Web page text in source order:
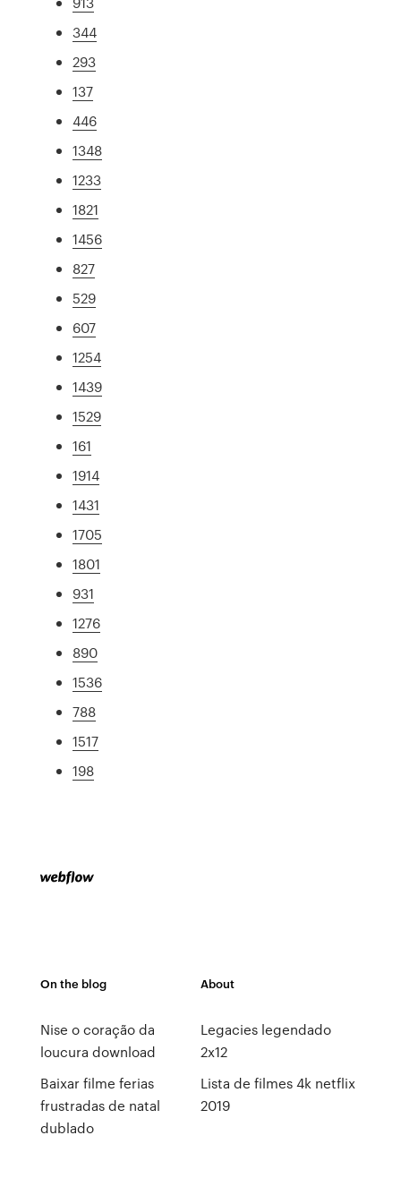
344
293
137
446
1348
1233
1821
1456
827
529
607
1254
1439
1529
161
1914
1431
1705
1801
931
1276
890
1536
788
1517
198
On the blog
Nise o coração da
loucura download
Baixar filme ferias
frustradas de natal
dublado
About
Legacies legendado
2x12
Lista de filmes 4k netflix
2019